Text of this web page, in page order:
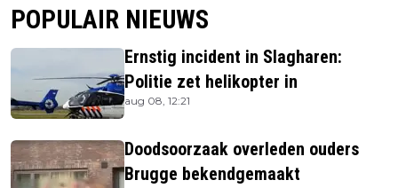
POPULAIR NIEUWS
Ernstig incident in Slagharen:
Politie zet helikopter in
aug 08, 12:21
Doodsoorzaak overleden ouders
Brugge bekendgemaakt